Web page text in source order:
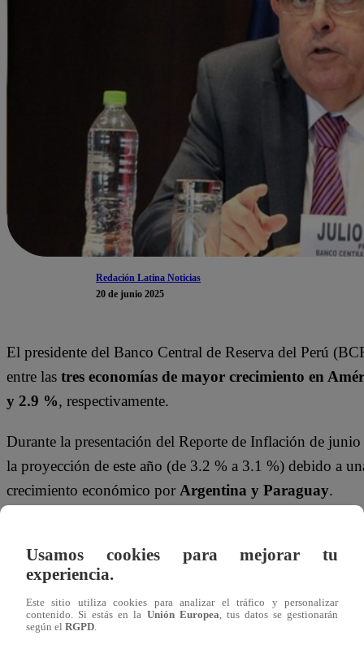
Redación Latina Noticias
20 de junio 2025
El presidente del Banco Central de Reserva del Perú
entre las tres economías de mayor crecimiento en
y 2.9 %, respectivamente.
Durante la presentación del Reporte de Inflación de
la proyección de este año (de 3.2 % a 3.1 %) debido a
crecimiento económico por Argentina y Paraguay.
para 2025, impulsada principalmente por lainversión
Usamos cookies para mejorar tu
experiencia.
Este sitio utiliza cookies para analizar el tráfico y personalizar
contenido. Si estás en la Unión Europea, tus datos se gestionarán
según el RGPD.